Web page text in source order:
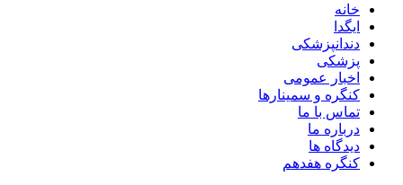
خانه
ایگدا
دندانپزشکی
پزشکی
اخبار عمومی
کنگره و سمینارها
تماس با ما
درباره ما
دیدگاه ها
کنگره هفدهم